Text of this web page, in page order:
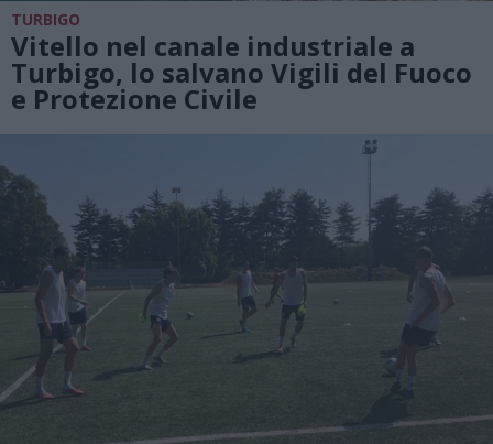
TURBIGO
Vitello nel canale industriale a
Turbigo, lo salvano Vigili del Fuoco
e Protezione Civile